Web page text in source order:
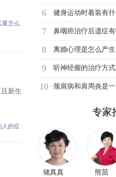
重怎么
新生
人的症
6 健身运动时着装有
7 鼻咽癌治疗后遗症
8 离婚心理是怎么产
9 听神经瘤的治疗方
10 颈肩病和肩周炎是
专家
储真真 熊苗